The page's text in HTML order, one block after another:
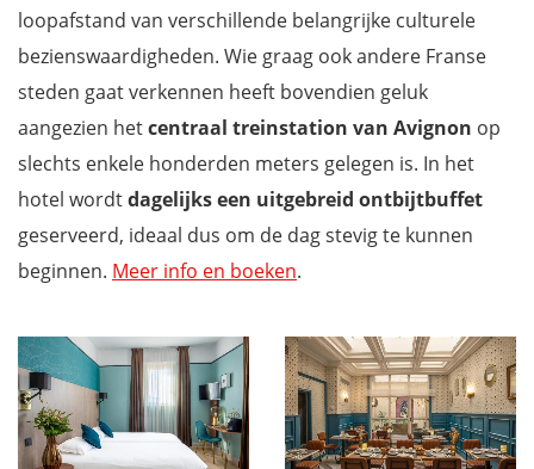
loopafstand van verschillende belangrijke culturele
bezienswaardigheden. Wie graag ook andere Franse
steden gaat verkennen heeft bovendien geluk
aangezien hetcentraal treinstation van Avignon op
slechts enkele honderden meters gelegen is. In het
hotel wordtdagelijks een uitgebreid ontbijtbuffet
geserveerd, ideaal dus om de dag stevig te kunnen
beginnen. Meer info en boeken.